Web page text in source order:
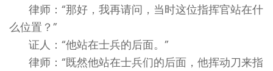
律师：“那好，我再请问，当时这位指挥官站在什
么位置？”
证人：“他站在士兵的后面。”
律师：“既然他站在士兵们的后面，他挥动刀来指